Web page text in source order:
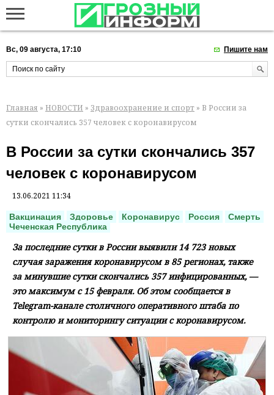
Вс, 09 августа, 17:10 Пишите нам
Главная » НОВОСТИ » Здравоохранение и спорт » В России за
сутки скончались 357 человек с коронавирусом
В России за сутки скончались 357
человек с коронавирусом
13.06.2021 11:34
Вакцинация Здоровье Коронавирус Россия
Смерть
Чеченская Республика
За последние сутки в России выявили 14 723 новых
случая заражения коронавирусом в 85 регионах, также
за минувшие сутки скончались 357 инфицированных, —
это максимум с 15 февраля. Об этом сообщается в
Telegram-канале столичного оперативного штаба по
контролю и мониторингу ситуации с коронавирусом.